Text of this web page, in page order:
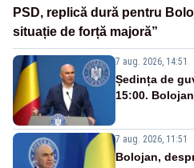
PSD, replică dură pentru
situație de forță majoră”
7 aug. 2026, 14:51
Ședința de
15:00.
7 aug. 2026, 11:51
Bolojan,